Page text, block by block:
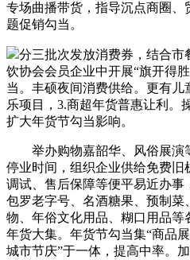
专场曲播带货，指导沉点商圈
题促销勾当。
分三批次发放消费券，结合
饮协会会员企业中开展“旗开得
当。丰硕夜间消费供给。更有
乐项目，3.商超年货普惠让利。
扩大年货节勾当影响。
举办购物嘉韶华、风俗展演
停业时间，组织企业供给免费
调试、售后保障等便平易近办事
包罗老字号、名酒糖果、预制
物、年俗文化用品、糊口用品
年货大集。年货节勾当集“商品
城市节庆”于一体，提高中率。